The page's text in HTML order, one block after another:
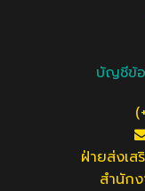
บัญชีข้
ฝ่ายส่งเส
สำนัก